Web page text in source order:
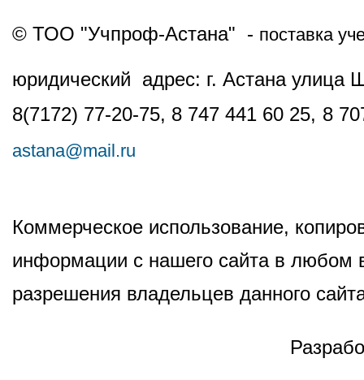
© ТОО "Учпроф-Астана" - поставка
юридический адрес: г. Астана
8(7172) 77-20-75, 8 747 441 60 25, 8
astana@mail.ru
Коммерческое использование,
информации с нашего сайта в любом
разрешения владельцев данного